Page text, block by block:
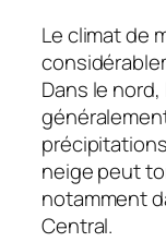
Le climat de
Dans le
neige peut
notamment
Central.